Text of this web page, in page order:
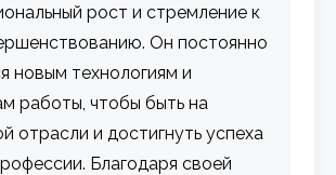
рост и стремление к
Он постоянно
новым технологиям и
работы, чтобы быть на
отрасли и достигнуть успеха
Благодаря своей